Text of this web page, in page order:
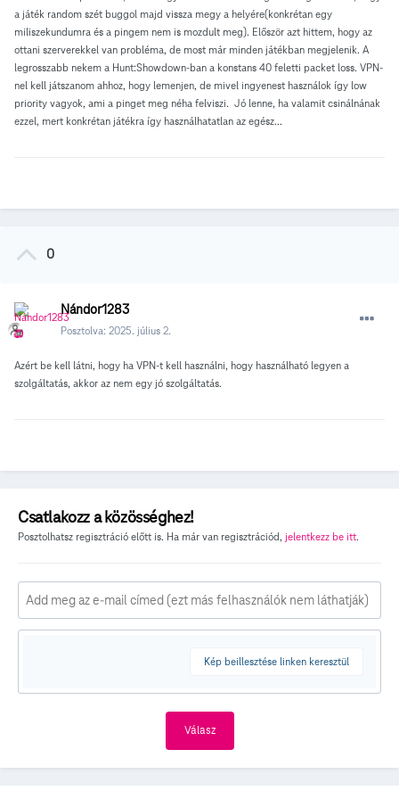
a játék random szét buggol majd vissza megy a helyére(konkrétan egy
miliszekundumra és a pingem nem is mozdult meg). Először azt hittem, hogy az
ottani szerverekkel van probléma, de most már minden játékban megjelenik. A
legrosszabb nekem a Hunt:Showdown-ban a konstans 40 feletti packet loss. VPN-
nel kell játszanom ahhoz, hogy lemenjen, de mivel ingyenest használok így low
priority vagyok, ami a pinget meg néha felviszi. Jó lenne, ha valamit csinálnának
ezzel, mert konkrétan játékra így használhatatlan az egész...
0
Nándor1283
Posztolva: 2025. július 2.
Azért be kell látni, hogy ha VPN-t kell használni, hogy használható legyen a
szolgáltatás, akkor az nem egy jó szolgáltatás.
Csatlakozz a közösséghez!
Posztolhatsz regisztráció előtt is. Ha már van regisztrációd, jelentkezz be itt.
Kép beillesztése linken keresztül
Válasz